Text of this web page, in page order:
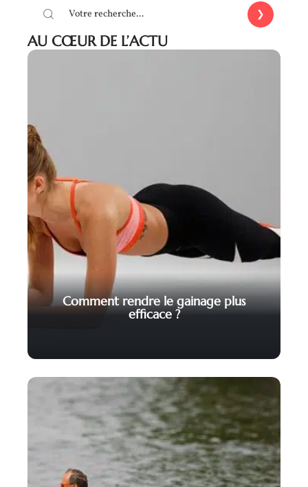
AU CŒUR DE L’ACTU
Comment rendre le gainage plus
efficace ?